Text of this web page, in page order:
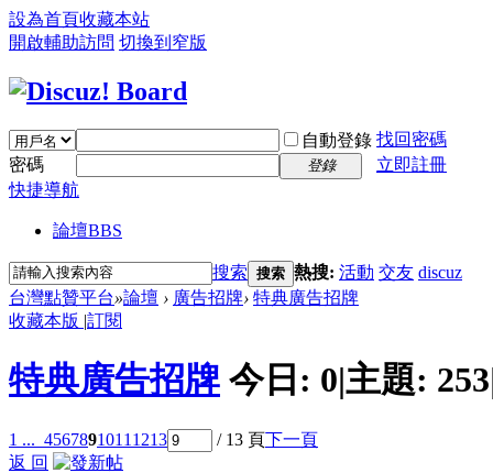
設為首頁收藏本站
開啟輔助訪問 切換到窄版
自動登錄 找回密碼
密碼
登錄
立即註冊
快捷導航
論壇BBS
搜索 搜索 熱搜: 活動 交友 discuz
台灣點贊平台»論壇 › 廣告招牌› 特典廣告招牌
收藏本版 |訂閱
特典廣告招牌 今日: 0|主題: 253
1 ... 4567891011 1213 / 13 頁下一頁
返 回